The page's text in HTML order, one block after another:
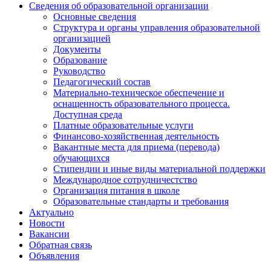
Сведения об образовательной организации
Основные сведения
Структура и органы управления образовательной
организацией
Документы
Образование
Руководство
Педагогический состав
Материально-техническое обеспечение и
оснащенность образовательного процесса.
Доступная среда
Платные образовательные услуги
Финансово-хозяйственная деятельность
Вакантные места для приема (перевода)
обучающихся
Стипендии и иные виды материальной поддержки
Международное сотрудничестство
Организация питания в школе
Образовательные стандарты и требования
Актуально
Новости
Вакансии
Обратная связь
Объявления